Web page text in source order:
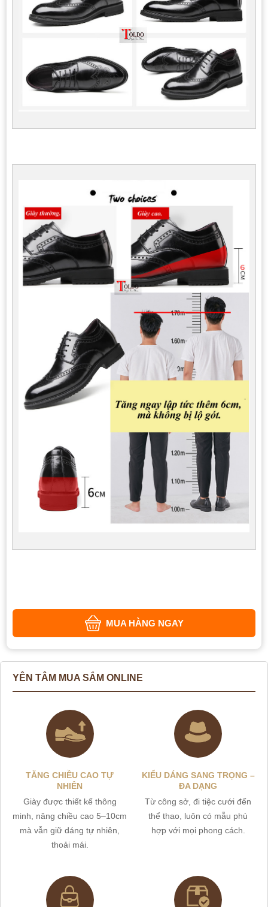
MUA HÀNG NGAY
YÊN TÂM MUA SẮM ONLINE
TĂNG CHIỀU CAO TỰ
NHIÊN
Giày được thiết kế thông
minh, nâng chiều cao 5–10cm
mà vẫn giữ dáng tự nhiên,
thoải mái.
KIỂU DÁNG SANG TRỌNG –
ĐA DẠNG
Từ công sở, đi tiệc cưới đến
thể thao, luôn có mẫu phù
hợp với mọi phong cách.